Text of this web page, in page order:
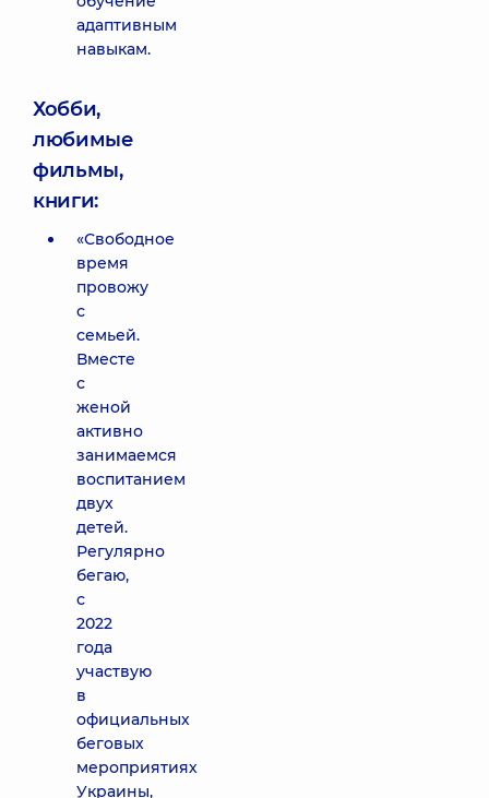
адаптивным
навыкам.
Хобби,
любимые
фильмы,
книги:
«Свободное
время
провожу
с
семьей.
Вместе
с
женой
активно
занимаемся
воспитанием
двух
детей.
Регулярно
бегаю,
с
2022
года
участвую
в
официальных
беговых
мероприятиях
Украины,